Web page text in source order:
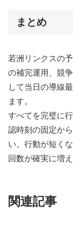
まとめ
若洲リンクスの
の補完運用、競
して当日の導線
ます。
すべてを完璧に
認時刻の固定か
い。行動が短く
回数が確実に増
関連記事